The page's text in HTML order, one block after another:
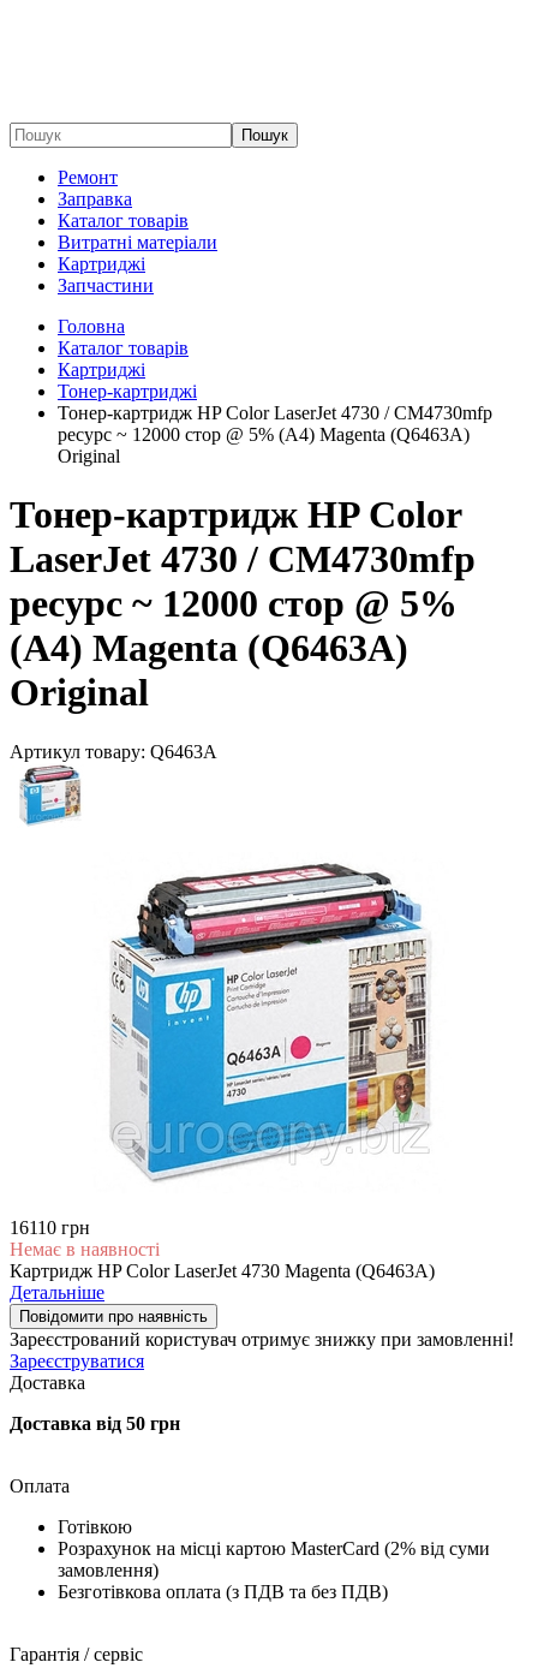
Пошук
Ремонт
Заправка
Каталог товарів
Витратні матеріали
Картриджі
Запчастини
Головна
Каталог товарів
Картриджі
Тонер-картриджі
Тонер-картридж HP Color LaserJet 4730 / CM4730mfp
ресурс ~ 12000 стор @ 5% (A4) Magenta (Q6463A)
Original
Тонер-картридж HP Color
LaserJet 4730 / CM4730mfp
ресурс ~ 12000 стор @ 5%
(A4) Magenta (Q6463A)
Original
Артикул товару: Q6463A
16110 грн
Немає в наявності
Картридж HP Color LaserJet 4730 Magenta (Q6463A)
Детальніше
Повідомити про наявність
Зареєстрований користувач отримує знижку при замовленні!
Зареєструватися
Доставка
Доставка від 50 грн
Оплата
Готівкою
Розрахунок на місці картою MasterCard (2% від суми
замовлення)
Безготівкова оплата (з ПДВ та без ПДВ)
Гарантія / сервіс